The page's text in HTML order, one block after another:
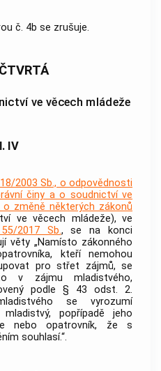
č. 4b se zrušuje.
ve věcech mládeže
IV
2003 Sb., o odpovědnosti
činy a o soudnictví ve
změně některých zákonů
ve věcech mládeže), ve
2017 Sb., se na konci
věty „Namísto zákonného
kteří nemohou
pro střet zájmů, se
v zájmu mladistvého,
podle § 43 odst. 2.
se vyrozumí
popřípadě jeho
nebo opatrovník, že s
souhlasí.“.